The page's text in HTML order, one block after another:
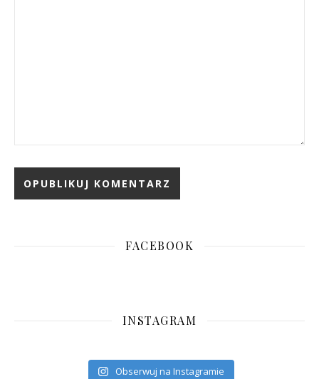
FACEBOOK
INSTAGRAM
Obserwuj na Instagramie